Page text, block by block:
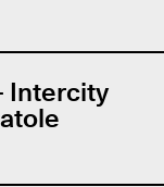
Intercity